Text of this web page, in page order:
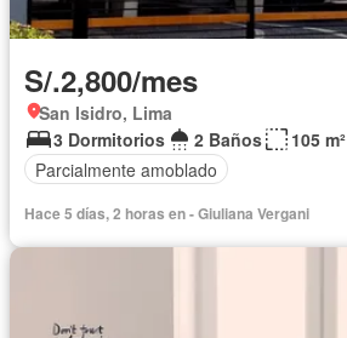
S/.2,800/mes
San Isidro, Lima
3 Dormitorios
2 Baños
105 m²
Parcialmente amoblado
Hace 5 días, 2 horas en - Giuliana Vergani